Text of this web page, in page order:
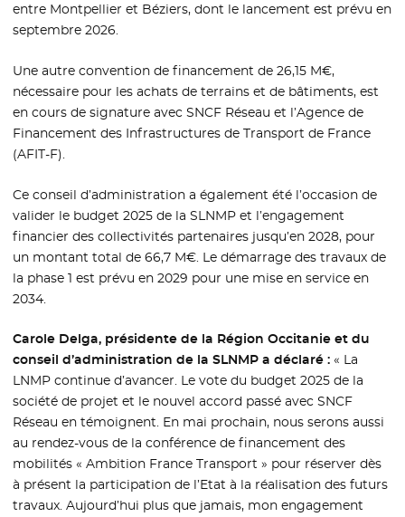
entre Montpellier et Béziers, dont le lancement est prévu en
septembre 2026.
Une autre convention de financement de 26,15 M€,
nécessaire pour les achats de terrains et de bâtiments, est
en cours de signature avec SNCF Réseau et l’Agence de
Financement des Infrastructures de Transport de France
(AFIT-F).
Ce conseil d’administration a également été l’occasion de
valider le budget 2025 de la SLNMP et l’engagement
financier des collectivités partenaires jusqu’en 2028, pour
un montant total de 66,7 M€. Le démarrage des travaux de
la phase 1 est prévu en 2029 pour une mise en service en
2034.
Carole Delga, présidente de la Région Occitanie et du
conseil d’administration de la SLNMP a déclaré :« La
LNMP continue d’avancer. Le vote du budget 2025 de la
société de projet et le nouvel accord passé avec SNCF
Réseau en témoignent. En mai prochain, nous serons aussi
au rendez-vous de la conférence de financement des
mobilités « Ambition France Transport » pour réserver dès
à présent la participation de l’Etat à la réalisation des futurs
travaux. Aujourd’hui plus que jamais, mon engagement